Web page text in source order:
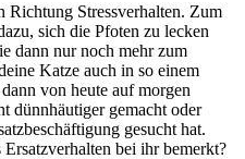
Richtung Stressverhalten. Zum
sich die Pfoten zu lecken
dann nur noch mehr zum
Katze auch in so einem
von heute auf morgen
dünnhäutiger gemacht oder
gesucht hat.
bei ihr bemerkt?